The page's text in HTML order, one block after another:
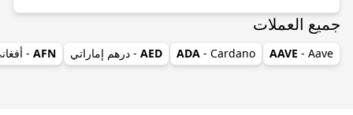
جميع العملات
AAVE - Aave
ADA - Cardano
AED - درهم إماراتي AFN
-